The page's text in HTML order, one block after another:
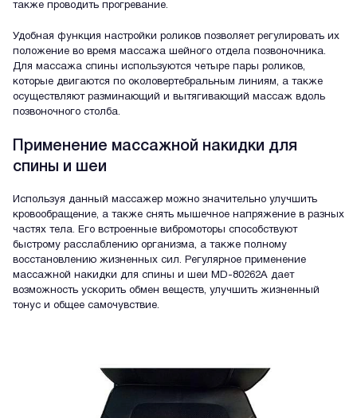
также проводить прогревание.
Удобная функция настройки роликов позволяет регулировать их
положение во время массажа шейного отдела позвоночника.
Для массажа спины используются четыре пары роликов,
которые двигаются по околовертебральным линиям, а также
осуществляют разминающий и вытягивающий массаж вдоль
позвоночного столба.
Применение массажной накидки для
спины и шеи
Используя данный массажер можно значительно улучшить
кровообращение, а также снять мышечное напряжение в разных
частях тела. Его встроенные вибромоторы способствуют
быстрому расслаблению организма, а также полному
восстановлению жизненных сил. Регулярное применение
массажной накидки для спины и шеи MD-80262A дает
возможность ускорить обмен веществ, улучшить жизненный
тонус и общее самочувствие.